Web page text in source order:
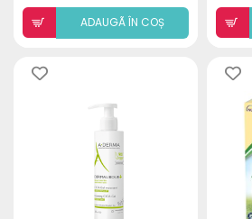
ADAUGÃ ÎN COȘ